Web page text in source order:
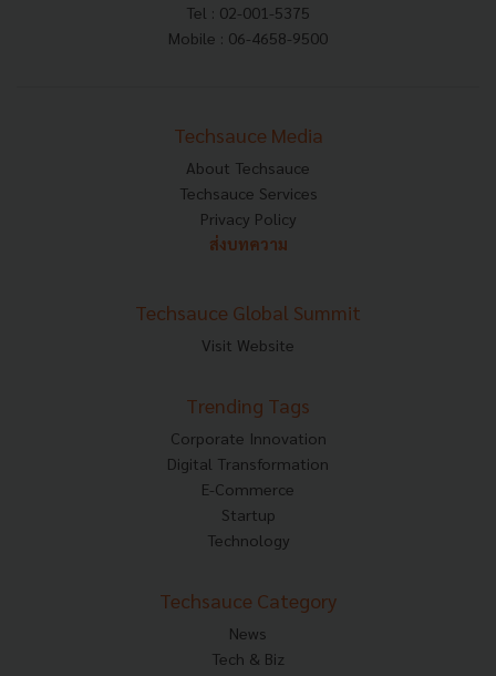
Tel : 02-001-5375
Mobile : 06-4658-9500
Techsauce Media
About Techsauce
Techsauce Services
Privacy Policy
ส่งบทความ
Techsauce Global Summit
Visit Website
Trending Tags
Corporate Innovation
Digital Transformation
E-Commerce
Startup
Technology
Techsauce Category
News
Tech & Biz